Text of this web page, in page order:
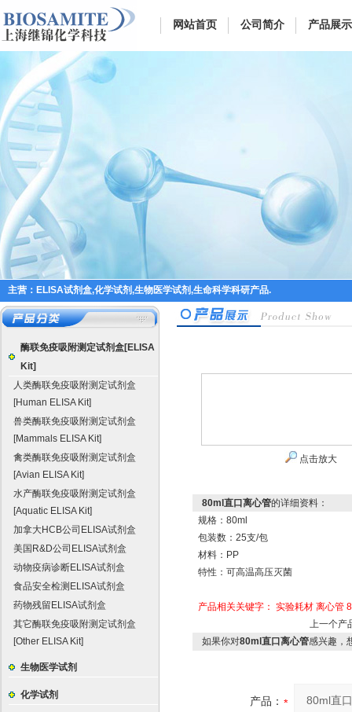
网站首页 公司简介 产品展示
主营：ELISA试剂盒,化学试剂,生物医学试剂,生命科学科研产品.
酶联免疫吸附测定试剂盒[ELISA
Kit]
人类酶联免疫吸附测定试剂盒
[Human ELISA Kit]
兽类酶联免疫吸附测定试剂盒
[Mammals ELISA Kit]
禽类酶联免疫吸附测定试剂盒
[Avian ELISA Kit]
水产酶联免疫吸附测定试剂盒
[Aquatic ELISA Kit]
加拿大HCB公司ELISA试剂盒
美国R&D公司ELISA试剂盒
动物疫病诊断ELISA试剂盒
食品安全检测ELISA试剂盒
药物残留ELISA试剂盒
其它酶联免疫吸附测定试剂盒
[Other ELISA Kit]
生物医学试剂
化学试剂
点击放大
80ml直口离心管的详细资料：
规格：80ml
包装数：25支/包
材料：PP
特性：可高温高压灭菌
产品相关关键字： 实验耗材 离心管
上一个产
如果你对80ml直口离心管感兴趣，
产品：